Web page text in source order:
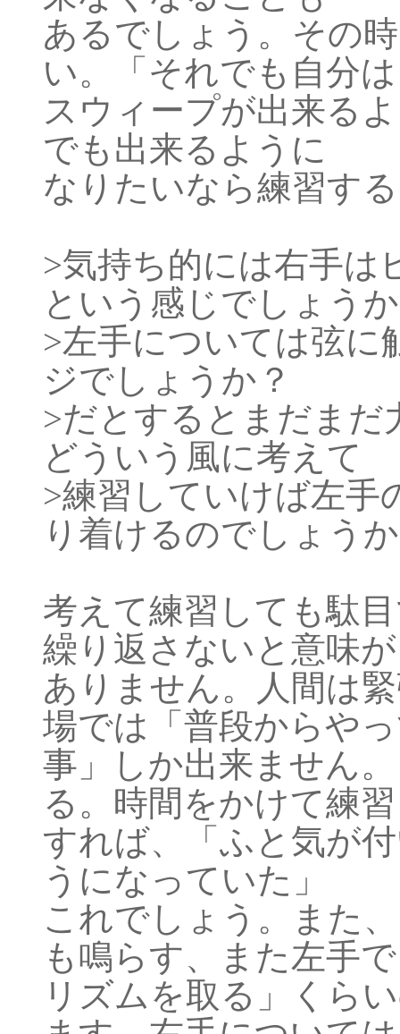
あるでしょう。その
い。「それでも自分は
スウィープが出来る
でも出来るように
なりたいなら練習す
>気持ち的には右手は
という感じでしょう
>左手については弦に
ジでしょうか？
>だとするとまだまだ
どういう風に考えて
>練習していけば左手
り着けるのでしょう
考えて練習しても駄
繰り返さないと意味が
ありません。人間は
場では「普段からや
事」しか出来ません
る。時間をかけて練習
すれば、「ふと気が
うになっていた」
これでしょう。また
も鳴らす、また左手で
リズムを取る」くら